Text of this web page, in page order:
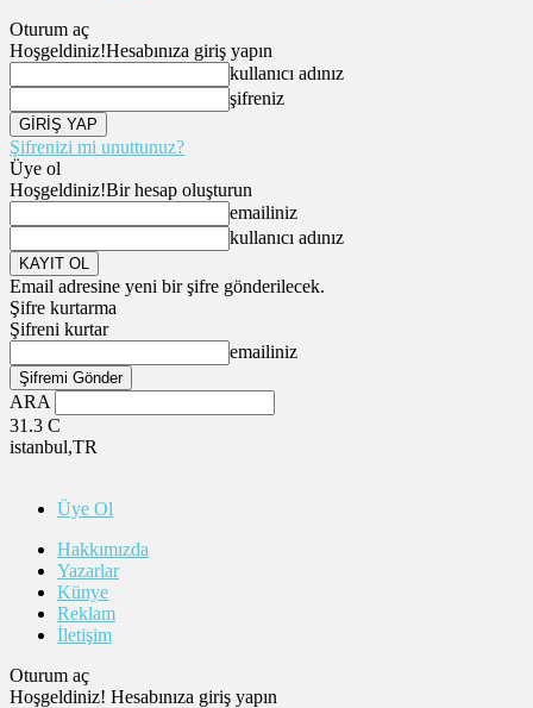
Oturum aç
Hoşgeldiniz!Hesabınıza giriş yapın
kullanıcı adınız
şifreniz
Şifrenizi mi unuttunuz?
Üye ol
Hoşgeldiniz!Bir hesap oluşturun
emailiniz
kullanıcı adınız
Email adresine yeni bir şifre gönderilecek.
Şifre kurtarma
Şifreni kurtar
emailiniz
ARA
31.3 C
istanbul,TR
Üye Ol
Hakkımızda
Yazarlar
Künye
Reklam
İletişim
Oturum aç
Hoşgeldiniz! Hesabınıza giriş yapın